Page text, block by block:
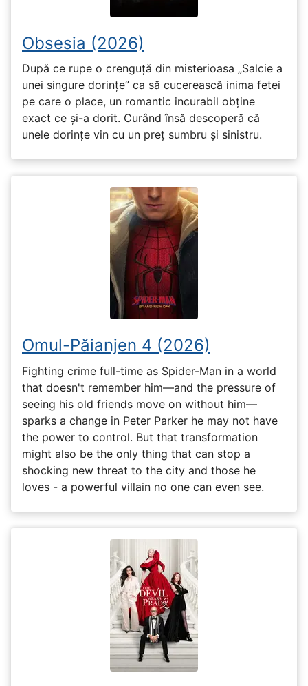
Obsesia (2026)
După ce rupe o crenguță din misterioasa „Salcie a
unei singure dorințe” ca să cucerească inima fetei
pe care o place, un romantic incurabil obține
exact ce și-a dorit. Curând însă descoperă că
unele dorințe vin cu un preț sumbru și sinistru.
Omul-Păianjen 4 (2026)
Fighting crime full-time as Spider-Man in a world
that doesn't remember him—and the pressure of
seeing his old friends move on without him—
sparks a change in Peter Parker he may not have
the power to control. But that transformation
might also be the only thing that can stop a
shocking new threat to the city and those he
loves - a powerful villain no one can even see.